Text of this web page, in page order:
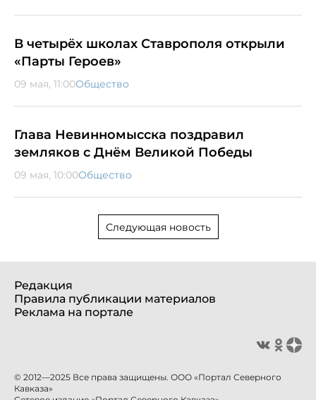
В четырёх школах Ставрополя открыли
«Парты Героев»
09 мая, 11:00Общество
Глава Невинномысска поздравил
земляков с Днём Великой Победы
09 мая, 10:00Общество
Следующая новость
Редакция
Правила публикации материалов
Реклама на портале
© 2012—2025 Все права защищены. ООО «Портал Северного
Кавказа»